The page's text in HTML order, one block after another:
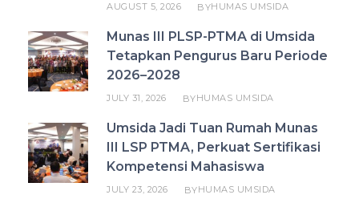
AUGUST 5, 2026 BYHUMAS UMSIDA
Munas III PLSP-PTMA di Umsida
Tetapkan Pengurus Baru Periode
2026–2028
JULY 31, 2026 BYHUMAS UMSIDA
Umsida Jadi Tuan Rumah Munas
III LSP PTMA, Perkuat Sertifikasi
Kompetensi Mahasiswa
JULY 23, 2026 BYHUMAS UMSIDA